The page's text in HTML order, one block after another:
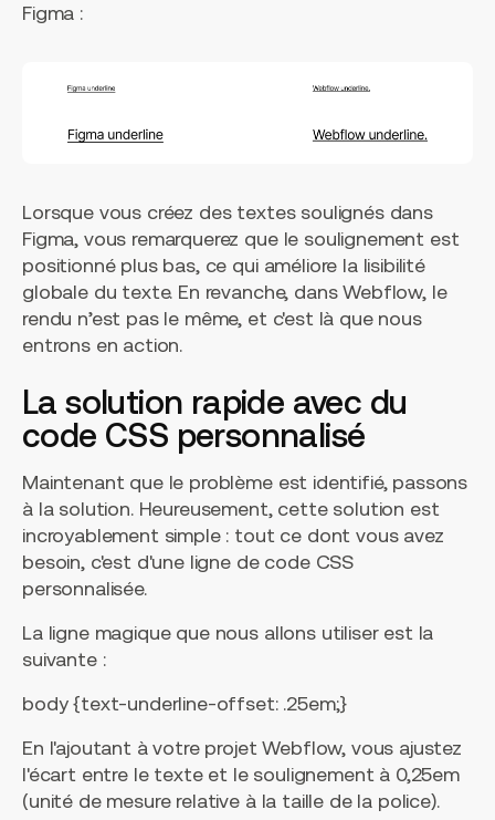
Figma :
Lorsque vous créez des textes soulignés dans
Figma, vous remarquerez que le soulignement est
positionné plus bas, ce qui améliore la lisibilité
globale du texte. En revanche, dans Webflow, le
rendu n’est pas le même, et c'est là que nous
entrons en action.
La solution rapide avec du
code CSS personnalisé
Maintenant que le problème est identifié, passons
à la solution. Heureusement, cette solution est
incroyablement simple : tout ce dont vous avez
besoin, c'est d'une ligne de code CSS
personnalisée.
La ligne magique que nous allons utiliser est la
suivante :
body {text-underline-offset: .25em;}
En l'ajoutant à votre projet Webflow, vous ajustez
l'écart entre le texte et le soulignement à 0,25em
(unité de mesure relative à la taille de la police).